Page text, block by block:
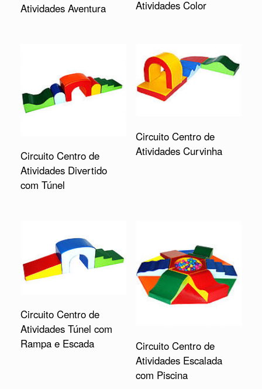
Atividades Aventura
Atividades Color
Circuito Centro de
Atividades Divertido
com Túnel
Circuito Centro de
Atividades Curvinha
Circuito Centro de
Atividades Túnel com
Rampa e Escada
Circuito Centro de
Atividades Escalada
com Piscina